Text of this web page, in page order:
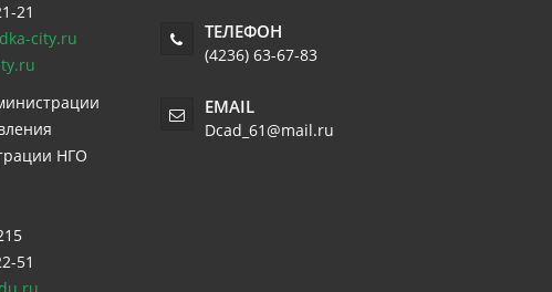
21
city.ru
НГО
51
ТЕЛЕФОН
(4236) 63-67-83
EMAIL
Dcad_61@mail.ru